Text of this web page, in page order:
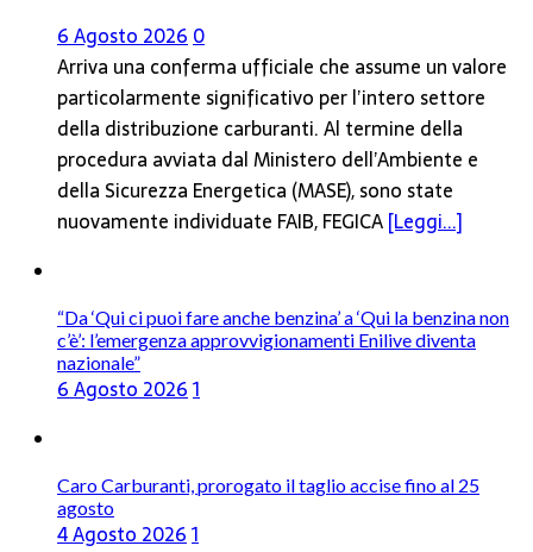
6 Agosto 20260
Arriva una conferma ufficiale che assume un valore
particolarmente significativo per l’intero settore
della distribuzione carburanti. Al termine della
procedura avviata dal Ministero dell’Ambiente e
della Sicurezza Energetica (MASE), sono state
nuovamente individuate FAIB, FEGICA[Leggi...]
“Da ‘Qui ci puoi fare anche benzina’ a ‘Qui la benzina non
c’è’: l’emergenza approvvigionamenti Enilive diventa
nazionale”
6 Agosto 20261
Caro Carburanti, prorogato il taglio accise fino al 25
agosto
4 Agosto 20261